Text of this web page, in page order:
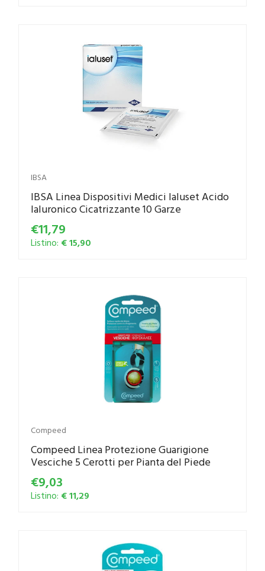
IBSA
IBSA Linea Dispositivi Medici Ialuset Acido
Ialuronico Cicatrizzante 10 Garze
€11,79
Listino: € 15,90
Compeed
Compeed Linea Protezione Guarigione
Vesciche 5 Cerotti per Pianta del Piede
€9,03
Listino: € 11,29